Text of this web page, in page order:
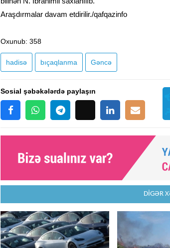
Araşdırmalar davam etdirilir./qafqazinfo
Oxunub: 358
hadisə bıçaqlanma Gəncə
Sosial şəbəkələrdə paylaşın
DİGƏR